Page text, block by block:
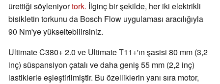
ürettiği söyleniyortork. İlginç bir şekilde, her iki elektrikli
bisikletin torkunu da Bosch Flow uygulaması aracılığıyla
90 Nm'ye yükseltebilirsiniz.
Ultimate C380+ 2.0 ve Ultimate T11+'ın şasisi 80 mm (3,2
inç) süspansiyon çatalı ve daha geniş 55 mm (2,2 inç)
lastiklerle eşleştirilmiştir. Bu özelliklerin yanı sıra motor,